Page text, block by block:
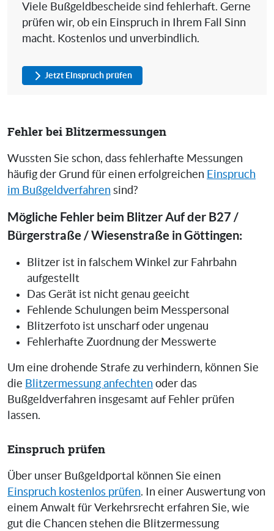
Viele Bußgeldbescheide sind fehlerhaft. Gerne
prüfen wir, ob ein Einspruch in Ihrem Fall Sinn
macht. Kostenlos und unverbindlich.
Jetzt Einspruch prüfen
Fehler bei Blitzermessungen
Wussten Sie schon, dass fehlerhafte Messungen
häufig der Grund für einen erfolgreichen Einspruch
im Bußgeldverfahren sind?
Mögliche Fehler beim Blitzer Auf der B27 /
Bürgerstraße / Wiesenstraße in Göttingen:
Blitzer ist in falschem Winkel zur Fahrbahn
aufgestellt
Das Gerät ist nicht genau geeicht
Fehlende Schulungen beim Messpersonal
Blitzerfoto ist unscharf oder ungenau
Fehlerhafte Zuordnung der Messwerte
Um eine drohende Strafe zu verhindern, können Sie
die Blitzermessung anfechten oder das
Bußgeldverfahren insgesamt auf Fehler prüfen
lassen.
Einspruch prüfen
Über unser Bußgeldportal können Sie einen
Einspruch kostenlos prüfen. In einer Auswertung von
einem Anwalt für Verkehrsrecht erfahren Sie, wie
gut die Chancen stehen die Blitzermessung